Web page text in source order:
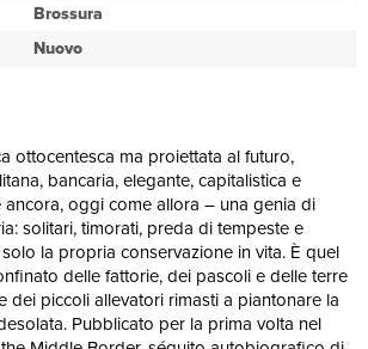
Brossura
Nuovo
ottocentesca ma proiettata al futuro,
bancaria, elegante, capitalistica e
ancora, oggi come allora – una genia di
solitari, timorati, preda di tempeste e
la propria conservazione in vita. È quel
delle fattorie, dei pascoli e delle terre
dei piccoli allevatori rimasti a piantonare la
Pubblicato per la prima volta nel